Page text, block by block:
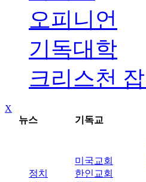
오피니언
기독대학
크리스천
X
뉴스
기독교
정치
미국교회
한인교회